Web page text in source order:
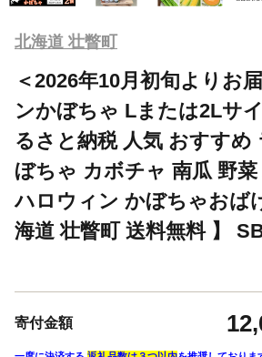
北海道 壮瞥町
＜2026年10月初旬よりお
ンかぼちゃ Lまたは2Lサ
るさと納税 人気 おすすめ
ぼちゃ カボチャ 南瓜 野
ハロウィン かぼちゃおば
海道 壮瞥町 送料無料 】
寄付金額